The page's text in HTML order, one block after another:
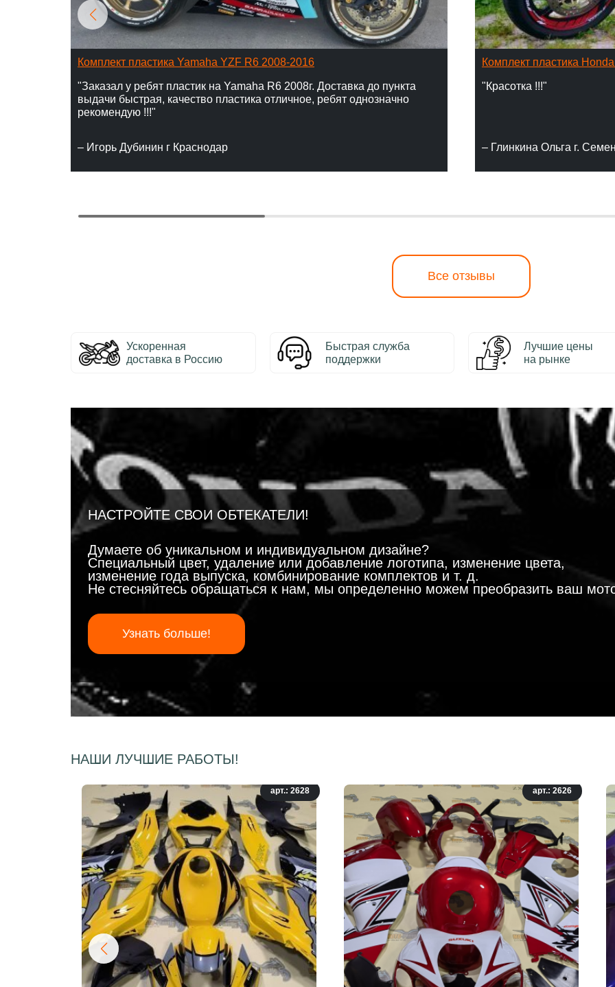
Комплект пластика Yamaha YZF R6 2008-2016
"Заказал у ребят пластик на Yamaha R6 2008г. Доставка до пункта
выдачи быстрая, качество пластика отличное, ребят однозначно
рекомендую !!!"
– Игорь Дубинин г Краснодар
Комплект пластика
"Красотка !!!"
– Глинкина Ольга г.
Все отзывы
Ускоренная
доставка в Россию
Быстрая служба
поддержки
Лучшие цены
на рынке
НАСТРОЙТЕ СВОИ ОБТЕКАТЕЛИ!
Думаете об уникальном и индивидуальном дизайне?
Специальный цвет, удаление или добавление логотипа, изменение цвета,
изменение года выпуска, комбинирование комплектов и т. д.
Не стесняйтесь обращаться к нам, мы определенно можем преобразить ваш
Узнать больше!
НАШИ ЛУЧШИЕ РАБОТЫ!
арт.: 2628 арт.: 2626